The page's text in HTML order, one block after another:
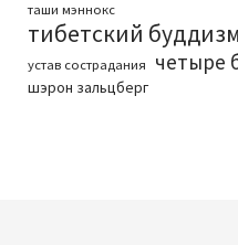
таши мэннокс
тибетский
устав сострадания четыре
шэрон зальцберг